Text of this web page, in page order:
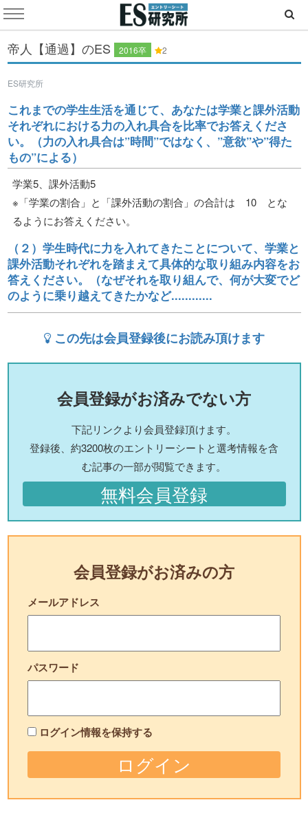
帝人【通過】のES 2016卒 2
ES研究所
これまでの学生生活を通じて、あなたは学業と課外活動
それぞれにおける力の入れ具合を比率でお答えくださ
い。（力の入れ具合は”時間”ではなく、”意欲”や”得た
もの”による）
学業5、課外活動5
※「学業の割合」と「課外活動の割合」の合計は 10 とな
るようにお答えください。
（２）学生時代に力を入れてきたことについて、学業と
課外活動それぞれを踏まえて具体的な取り組み内容をお
答えください。（なぜそれを取り組んで、何が大変でど
のように乗り越えてきたかなど............
この先は会員登録後にお読み頂けます
会員登録がお済みでない方
下記リンクより会員登録頂けます。
登録後、約3200枚のエントリーシートと選考情報を含
む記事の一部が閲覧できます。
無料会員登録
会員登録がお済みの方
メールアドレス
パスワード
ログイン情報を保持する